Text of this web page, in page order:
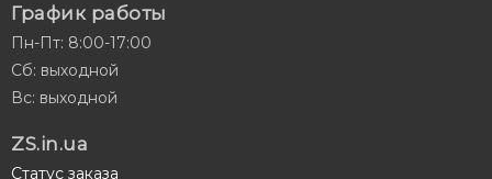
График работы
Пн-Пт: 8:00-17:00
Сб: выходной
Вс: выходной
ZS.in.ua
Статус заказа